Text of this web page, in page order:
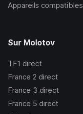
Appareils compatibles
Sur Molotov
TF1 direct
France 2 direct
France 3 direct
France 5 direct